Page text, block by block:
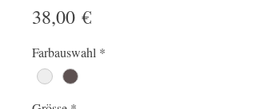
38,00 €Preis
Farbauswahl *